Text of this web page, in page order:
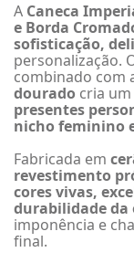
A Caneca
e Borda
sofisticação,
personalização.
combinado com
dourado cria
presentes
nicho feminino
Fabricada em
revestimento
cores vivas,
durabilidade da
imponência e
final.